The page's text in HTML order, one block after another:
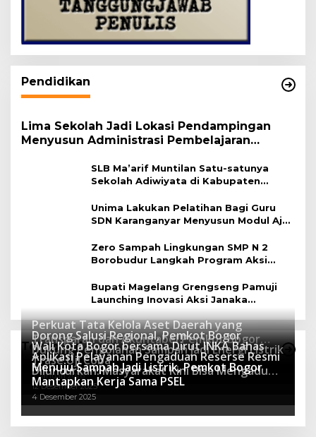
Pendidikan
Lima Sekolah Jadi Lokasi Pendampingan
Menyusun Administrasi Pembelajaran
SLB Ma’arif Muntilan Satu-satunya
Sekolah Adiwiyata di Kabupaten
Unima Lakukan Pelatihan Bagi Guru
SDN Karanganyar Menyusun Modul Ajar
Zero Sampah Lingkungan SMP N 2
Borobudur Langkah Program Aksi
Bupati Magelang Grengseng Pamuji
Launching Inovasi Aksi Janaka
Program Sekolah Adiwiyata
Teknologi
Perkuat Tata Kelola Aset Daerah yang
Transparan dan Akuntabel Pemkot Bogor
Luncurkan SIMASDA
8 Juli 2026
Dorong Salusi Regional, Pemkot Bogor
Dukung Pengolahan Sampah Jadi Energi Listrik
8 April 2026
Wali Kota Bogor bersama Dirut INKA Bahas
Trase Uji Coba
7 Januari 2026
Aplikasi Pelayanan Pengaduan Reserse Resmi
Diluncurkan: Masyarakat Kini Bisa Mengadu
Lebih Cepat, Mudah, dan Terintegrasi
12 Desember 2025
Menuju Sampah Jadi Listrik, Pemkot Bogor
Mantapkan Kerja Sama PSEL
4 Desember 2025